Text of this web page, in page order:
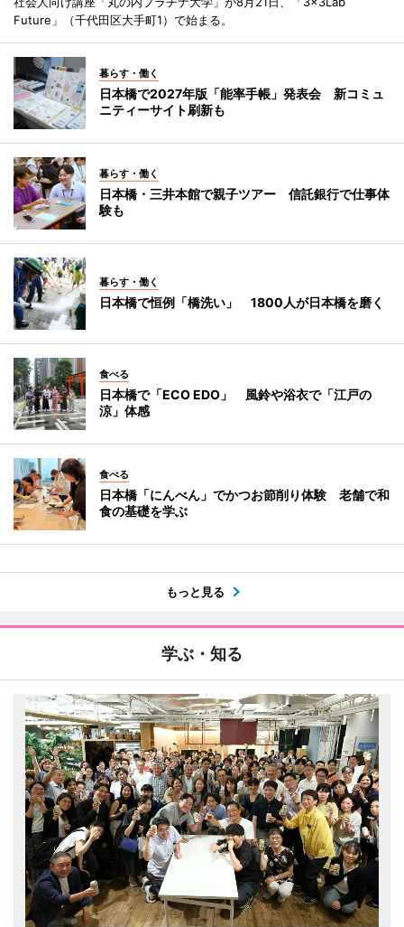
Future」（千代田区大手町1）で始まる。
暮らす・働く
日本橋で2027年版「能率手帳」発表会 新コミュ
ニティーサイト刷新も
暮らす・働く
日本橋・三井本館で親子ツアー 信託銀行で仕事体
験も
暮らす・働く
日本橋で恒例「橋洗い」 1800人が日本橋を磨く
食べる
日本橋で「ECO EDO」 風鈴や浴衣で「江戸の
涼」体感
食べる
日本橋「にんべん」でかつお節削り体験 老舗で和
食の基礎を学ぶ
もっと見る
学ぶ・知る